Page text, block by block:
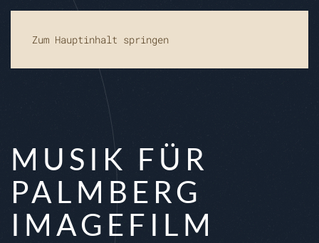
Zum Hauptinhalt springen
MUSIK FÜR
PALMBERG
IMAGEFILM